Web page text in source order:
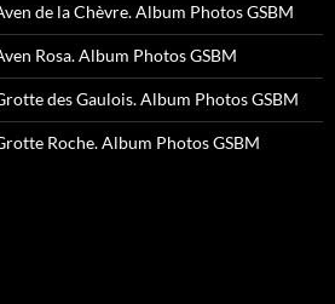
de la Chèvre. Album Photos GSBM
Rosa. Album Photos GSBM
des Gaulois. Album Photos GSBM
Roche. Album Photos GSBM